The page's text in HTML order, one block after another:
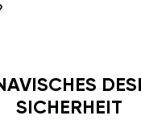
SICHERHEIT